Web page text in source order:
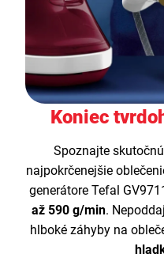
Koniec
Spoznajte
najpokrčenejšie
generátore Tefal
až 590 g/min.
hlboké záhyby na